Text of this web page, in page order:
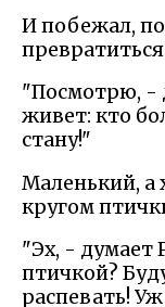
И побежал,
"Посмотрю, -
живет: кто
стану!"
Маленький, а
кругом
"Эх, - думает
птичкой?
распевать!